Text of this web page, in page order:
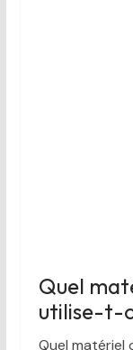
Quel
utilise-t-
Quel matériel